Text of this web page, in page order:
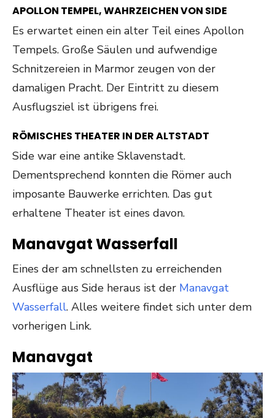
APOLLON TEMPEL, WAHRZEICHEN VON SIDE
Es erwartet einen ein alter Teil eines Apollon
Tempels. Große Säulen und aufwendige
Schnitzereien in Marmor zeugen von der
damaligen Pracht. Der Eintritt zu diesem
Ausflugsziel ist übrigens frei.
RÖMISCHES THEATER IN DER ALTSTADT
Side war eine antike Sklavenstadt.
Dementsprechend konnten die Römer auch
imposante Bauwerke errichten. Das gut
erhaltene Theater ist eines davon.
Manavgat Wasserfall
Eines der am schnellsten zu erreichenden
Ausflüge aus Side heraus ist der Manavgat
Wasserfall. Alles weitere findet sich unter dem
vorherigen Link.
Manavgat